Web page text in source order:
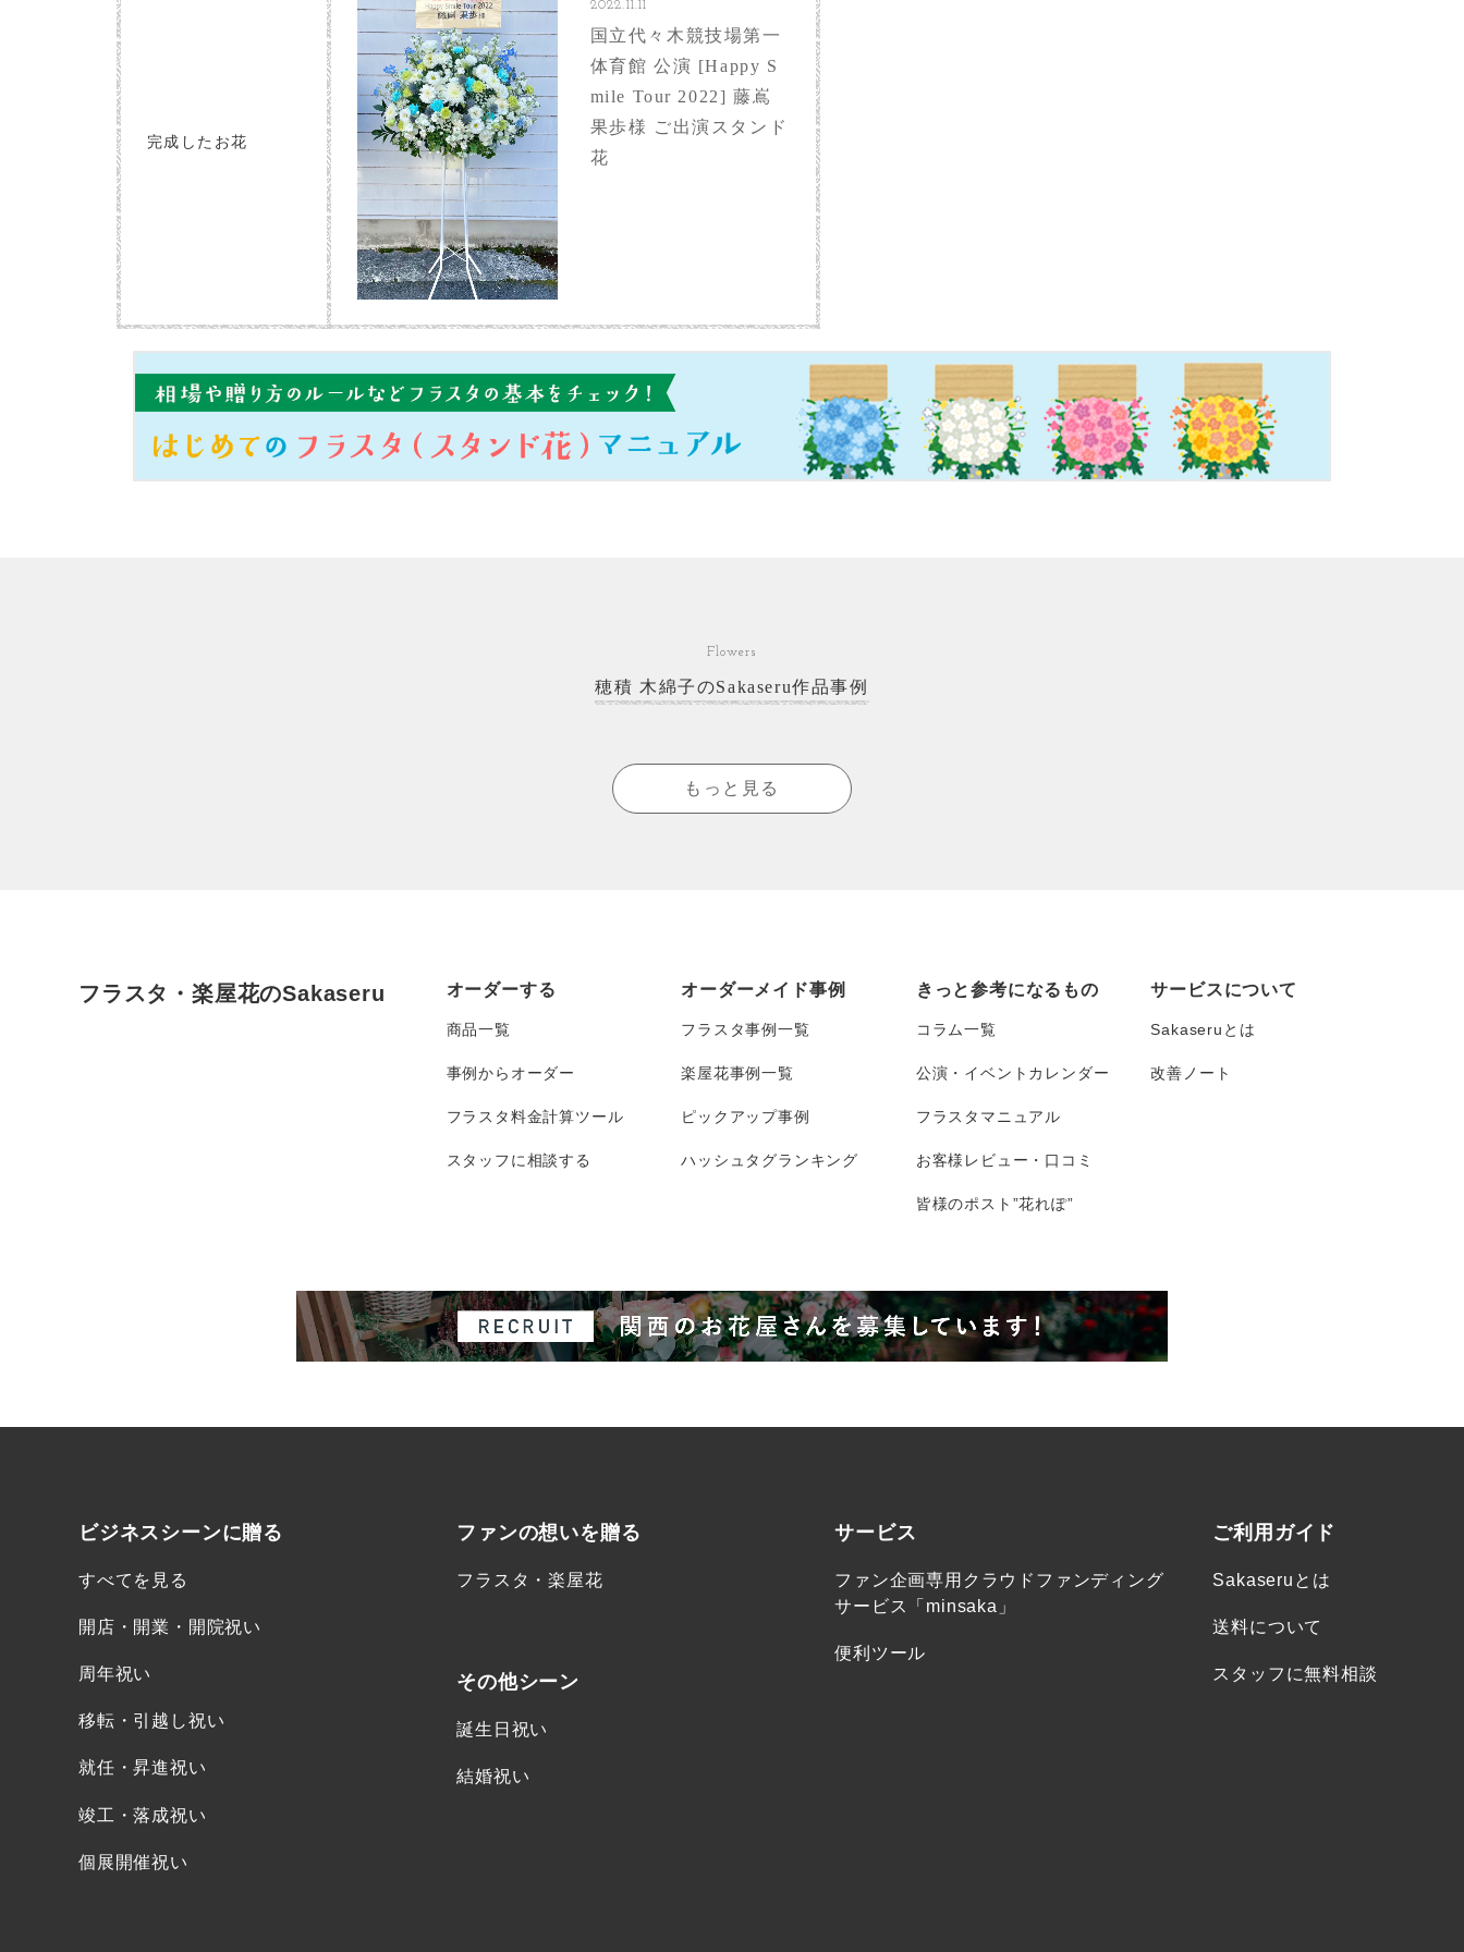
完成したお花
2022.11.11
国立代々木競技場第一
体育館 公演 [Happy S
mile Tour 2022] 藤嶌
果歩様 ご出演スタンド
花
Flowers
穂積 木綿子のSakaseru作品事例
もっと見る
フラスタ・楽屋花のSakaseru オーダーする
商品一覧
事例からオーダー
フラスタ料金計算ツール
スタッフに相談する
オーダーメイド事例
フラスタ事例一覧
楽屋花事例一覧
ピックアップ事例
ハッシュタグランキング
きっと参考になるもの
コラム一覧
公演・イベントカレンダー
フラスタマニュアル
お客様レビュー・口コミ
皆様のポスト”花れぽ”
サービスについて
Sakaseruとは
改善ノート
ビジネスシーンに贈る
すべてを見る
開店・開業・開院祝い
周年祝い
移転・引越し祝い
就任・昇進祝い
竣工・落成祝い
個展開催祝い
ファンの想いを贈る
フラスタ・楽屋花
その他シーン
誕生日祝い
結婚祝い
サービス
ファン企画専用クラウドファンディング
サービス「minsaka」
便利ツール
ご利用ガイド
Sakaseruとは
送料について
スタッフに無料相談